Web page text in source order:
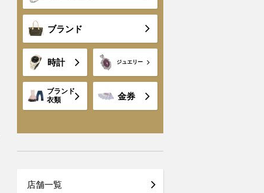
ブランド
時計 ジュエリー
ブランド
衣類
金券
店舗一覧